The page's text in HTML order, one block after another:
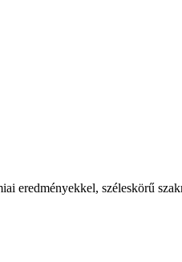
eredményekkel, széleskörű